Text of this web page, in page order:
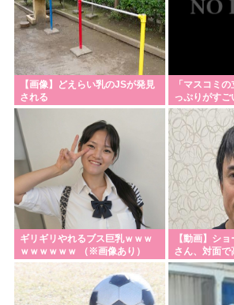
財務省官僚の左遷記事を喜んでポ
【画像】高市早苗、殺されること
韓国サッカー協会わ警察が家宅捜
督選考の過程を調査 <\`皿´>
【訃報】任天堂、ガチで終わる…
が売れなくなってしまった模様
【サッカー】板倉滉は「めっちゃ
円・お洒落・包容力…超愛される
熊本市が地震犠牲者の氏名を公表
意と誤認」
刃物を持って中国大使館に侵入し
動機明かす「中国の強硬な外交方
め」
【画像】どえらい乳のJSが発見
される
「マスコミ
っぷりがす
キャスターの
句、高市とト
ギリギリやれるブス巨乳ｗｗｗ
ｗｗｗｗｗｗ （※画像あり）
【動画】シ
さん、対面で